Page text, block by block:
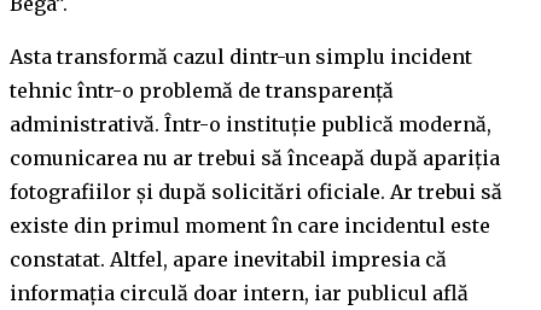
Asta transformă cazul dintr-un simplu incident
tehnic într-o problemă de transparență
administrativă. Într-o instituție publică modernă,
comunicarea nu ar trebui să înceapă după apariția
fotografiilor și după solicitări oficiale. Ar trebui să
existe din primul moment în care incidentul este
constatat. Altfel, apare inevitabil impresia că
informația circulă doar intern, iar publicul află